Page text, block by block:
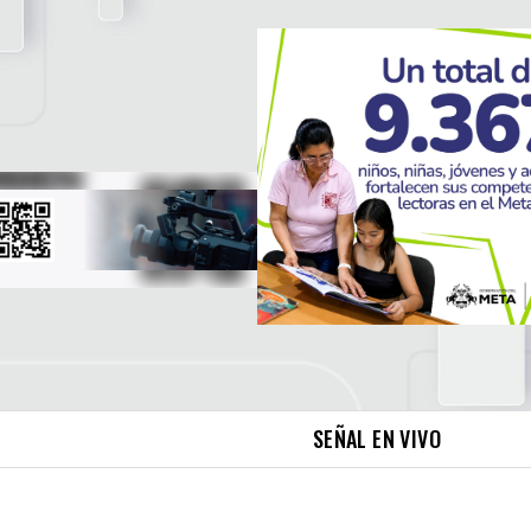
SEÑAL EN VIVO